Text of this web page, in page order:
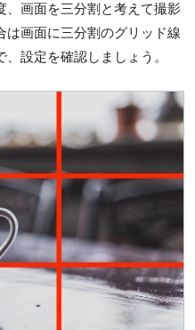
、画面を三分割と考えて撮影
は画面に三分割のグリッド線
設定を確認しましょう。